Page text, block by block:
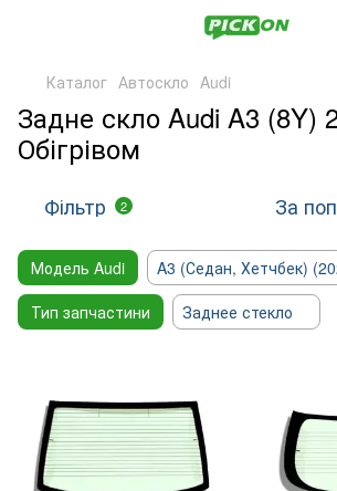
Каталог Автоскло Audi
Задне скло Audi A3 (8Y)
Обігрівом
Фільтр 2 За
Модель Audi
A3 (Седан, Хетчбек)
Тип запчастини
Заднее стекло